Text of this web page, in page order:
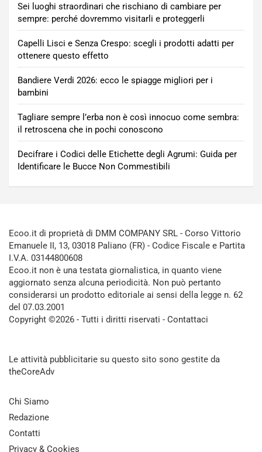
Sei luoghi straordinari che rischiano di cambiare per
sempre: perché dovremmo visitarli e proteggerli
Capelli Lisci e Senza Crespo: scegli i prodotti adatti per
ottenere questo effetto
Bandiere Verdi 2026: ecco le spiagge migliori per i
bambini
Tagliare sempre l’erba non è così innocuo come sembra:
il retroscena che in pochi conoscono
Decifrare i Codici delle Etichette degli Agrumi: Guida per
Identificare le Bucce Non Commestibili
Ecoo.it di proprietà di DMM COMPANY SRL - Corso Vittorio
Emanuele II, 13, 03018 Paliano (FR) - Codice Fiscale e Partita
I.V.A. 03144800608
Ecoo.it non è una testata giornalistica, in quanto viene
aggiornato senza alcuna periodicità. Non può pertanto
considerarsi un prodotto editoriale ai sensi della legge n. 62
del 07.03.2001
Copyright ©2026 - Tutti i diritti riservati - Contattaci
Le attività pubblicitarie su questo sito sono gestite da
theCoreAdv
Chi Siamo
Redazione
Contatti
Privacy & Cookies